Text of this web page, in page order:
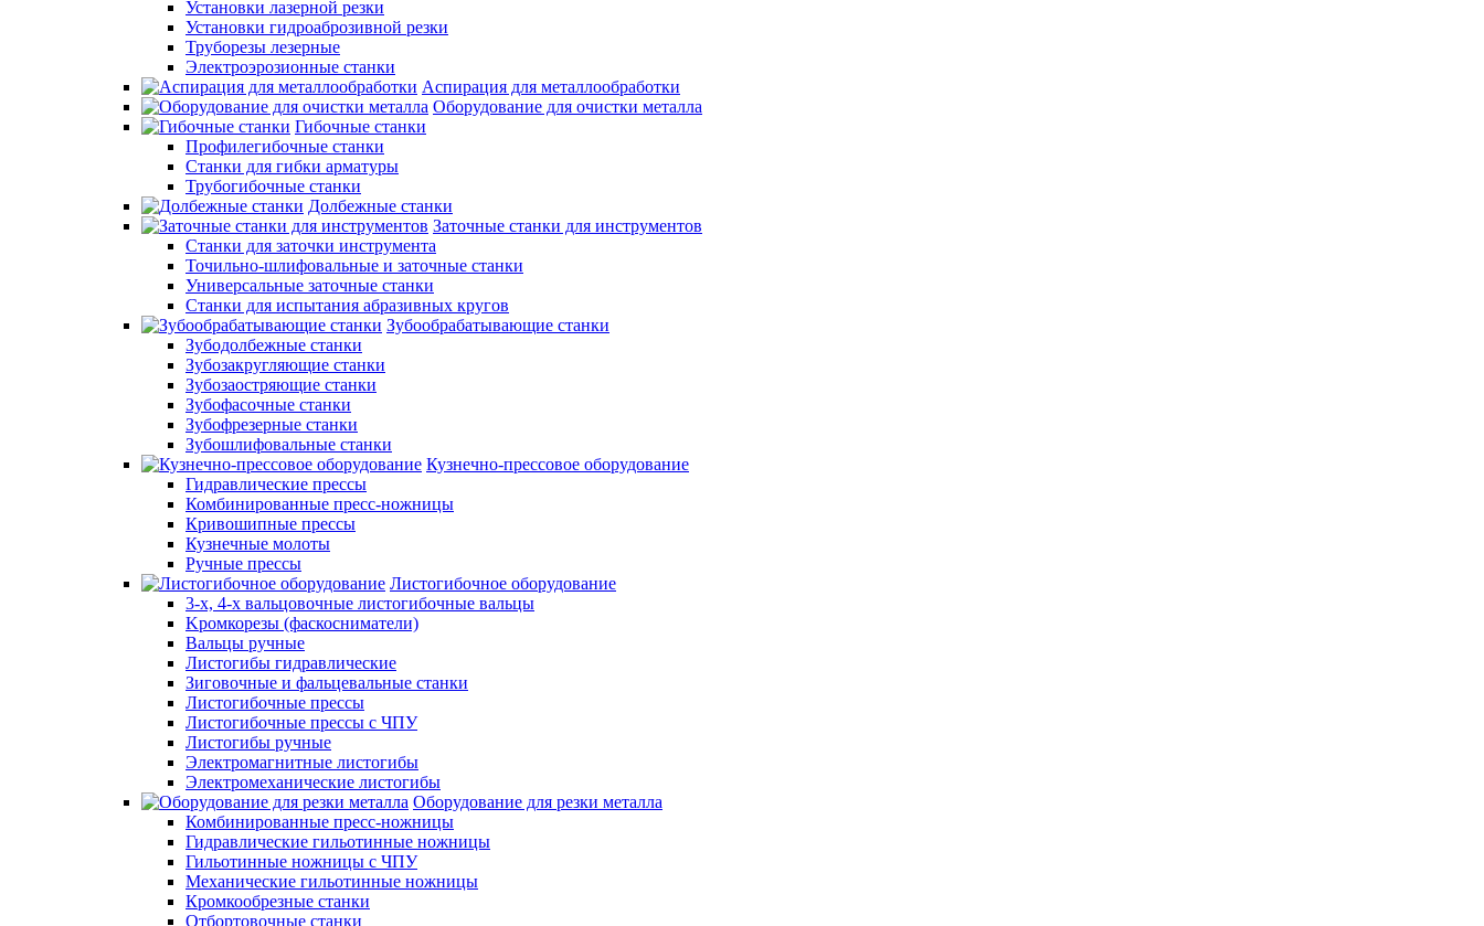
Установки лазерной резки
Установки гидроаброзивной резки
Труборезы лезерные
Электроэрозионные станки
Аспирация для металлообработки
Оборудование для очистки металла
Гибочные станки
Профилегибочные станки
Станки для гибки арматуры
Трубогибочные станки
Долбежные станки
Заточные станки для инструментов
Станки для заточки инструмента
Точильно-шлифовальные и заточные станки
Универсальные заточные станки
Станки для испытания абразивных кругов
Зубообрабатывающие станки
Зубодолбежные станки
Зубозакругляющие станки
Зубозаостряющие станки
Зубофасочные станки
Зубофрезерные станки
Зубошлифовальные станки
Кузнечно-прессовое оборудование
Гидравлические прессы
Комбинированные пресс-ножницы
Кривошипные прессы
Кузнечные молоты
Ручные прессы
Листогибочное оборудование
3-х, 4-х вальцовочные листогибочные вальцы
Kромкорезы (фаскосниматели)
Вальцы ручные
Листогибы гидравлические
Зиговочные и фальцевальные станки
Листогибочные прессы
Листогибочные прессы с ЧПУ
Листогибы ручные
Электромагнитные листогибы
Электромеханические листогибы
Оборудование для резки металла
Комбинированные пресс-ножницы
Гидравлические гильотинные ножницы
Гильотинные ножницы с ЧПУ
Механические гильотинные ножницы
Кромкообрезные станки
Отбортовочные станки